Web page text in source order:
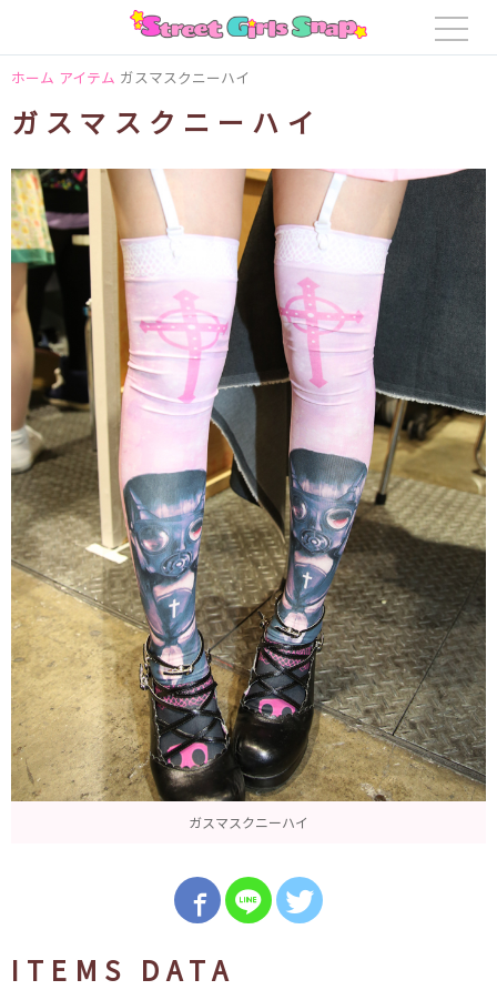
ホーム アイテム ガスマスクニーハイ
ガスマスクニーハイ
ガスマスクニーハイ
ITEMS DATA